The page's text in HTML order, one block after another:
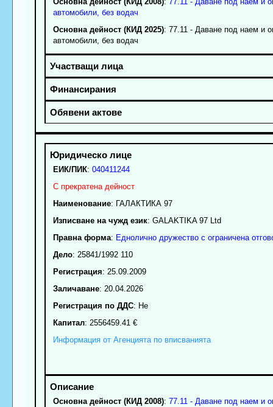
автомобили, без водач
Основна дейност (КИД 2025): 77.11 - Даване под наем и
автомобили, без водач
ЕИК/ПИК: 040411244
С прекратена дейност
Наименование: ГАЛАКТИКА 97
Изписване на чужд език: GALAKTIKA 97 Ltd
Правна форма: Еднолично дружество с ограничена
Дело: 25841/1992 110
Регистрация: 25.09.2009
Заличаване: 20.04.2026
Регистрация по ДДС: Нe
Капитал: 2556459.41 €
Информация от Агенцията по вписванията
Основна дейност (КИД 2008): 77.11 - Даване под наем и